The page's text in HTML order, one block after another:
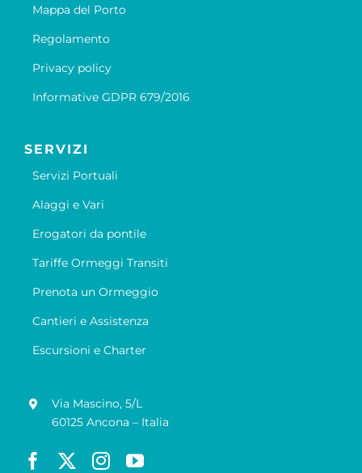
Mappa del Porto
Regolamento
Privacy policy
Informative GDPR 679/2016
SERVIZI
Servizi Portuali
Alaggi e Vari
Erogatori da pontile
Tariffe Ormeggi Transiti
Prenota un Ormeggio
Cantieri e Assistenza
Escursioni e Charter
Via Mascino, 5/L
60125 Ancona – Italia